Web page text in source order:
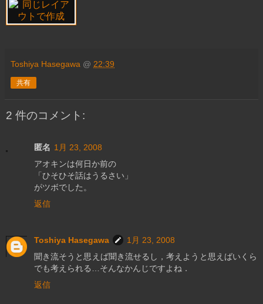
Toshiya Hasegawa @ 22:39
共有
2 件のコメント:
匿名 1月 23, 2008
アオキンは何日か前の
「ひそひそ話はうるさい」
がツボでした。
返信
Toshiya Hasegawa
1月 23, 2008
聞き流そうと思えば聞き流せるし，考えようと思えばいくら
でも考えられる…そんなかんじですよね．
返信